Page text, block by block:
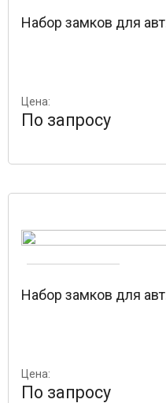
Набор замков для
Цена:
По запросу
Набор замков для
Цена:
По запросу